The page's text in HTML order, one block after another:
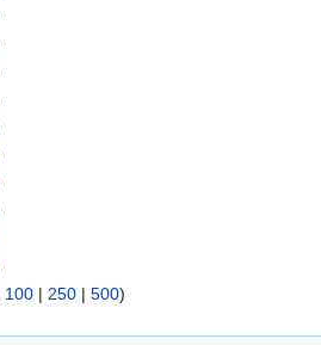
100 | 250 | 500)